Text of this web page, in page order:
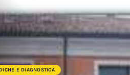
E DIAGNOSTICA